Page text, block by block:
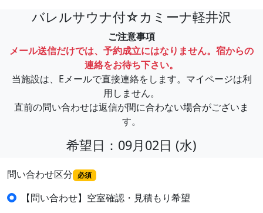
バレルサウナ付☆カミーナ軽井沢
ご注意事項
メール送信だけでは、予約成立にはなりません。宿からの
連絡をお待ち下さい。
当施設は、Eメールで直接連絡をします。マイページは利
用しません。
直前の問い合わせは返信が間に合わない場合がございま
す。
希望日：09月02日 (水)
問い合わせ区分 必須
【問い合わせ】空室確認・見積もり希望